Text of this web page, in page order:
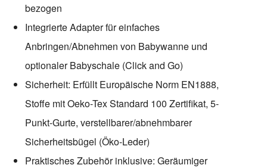
bezogen
Integrierte Adapter für einfaches
Anbringen/Abnehmen von Babywanne und
optionaler Babyschale (Click and Go)
Sicherheit: Erfüllt Europäische Norm EN1888,
Stoffe mit Oeko-Tex Standard 100 Zertifikat, 5-
Punkt-Gurte, verstellbarer/abnehmbarer
Sicherheitsbügel (Öko-Leder)
Praktisches Zubehör inklusive: Geräumiger